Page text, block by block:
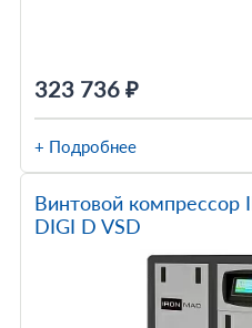
323 736 ₽
+ Подробнее
Винтовой компрессор
DIGI D VSD